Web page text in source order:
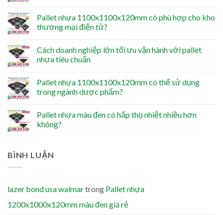
Pallet nhựa 1100x1100x120mm có phù hợp cho kho
thương mại điện tử?
Cách doanh nghiệp lớn tối ưu vận hành với pallet
nhựa tiêu chuẩn
Pallet nhựa 1100x1100x120mm có thể sử dụng
trong ngành dược phẩm?
Pallet nhựa màu đen có hấp thụ nhiệt nhiều hơn
không?
BÌNH LUẬN
lazer bond usa walmartrong Pallet nhựa
1200x1000x120mm màu đen giá rẻ